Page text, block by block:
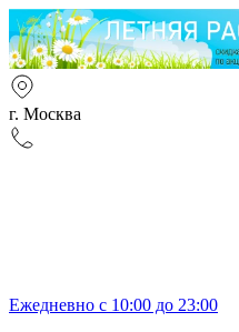
г. Москва
Ежедневно с 10:00 до 23:00